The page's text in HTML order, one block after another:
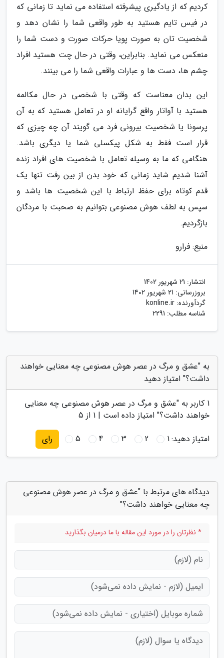
کردیم که از یادگیری پیشرفته استفاده می نماید تا زمانی که
در فیس تایم هستید به طور واقعی شما را نشان دهد و
شخصیت تان به صورت پویا حرکات صورت و دست شما را
منعکس می نماید. بنابراین، وقتی در حال چت هستید افراد
چشم ها، دست ها و عبارات واقعی شما را می بینند.
این بدان معناست که وقتی با شخصی در حال مکالمه
هستید با آواتار واقع گرایانه او در تعامل هستید که به آن
پرسونا یا شخصیت بیرونی فرد می گویند آن چه چیزی که
قرار است فقط به شکل پیکسلی شما یا دیگری باشد.
هنگامی که ما به وسیله تعامل با شخصیت های افراد زنده
آشنا شدیم شاید زمانی که خود بدن از بین رفت تنها یک
قدم کوتاه برای حفظ ارتباط با این شخصیت ها باشد و
سپس به لطف هوش مصنوعی بتوانیم به صحبت با مردگان
بازگردیم.
منبع: فرارو
انتشار: 21 شهریور 1402
بروزرسانی: 21 شهریور 1402
گردآورنده: konline.ir
شناسه مطلب: 2291
به "عشق و مرگ در عصر هوش مصنوعی چه معنایی خواهند
داشت؟" امتیاز دهید
1 کاربر به "عشق و مرگ در عصر هوش مصنوعی چه معنایی
خواهند داشت؟" امتیاز داده است | 1 از 5
امتیاز دهید:1
2
3
4
5 رای
دیدگاه های مرتبط با "عشق و مرگ در عصر هوش مصنوعی
چه معنایی خواهند داشت؟"
* نظرتان را در مورد این مقاله با ما درمیان بگذارید